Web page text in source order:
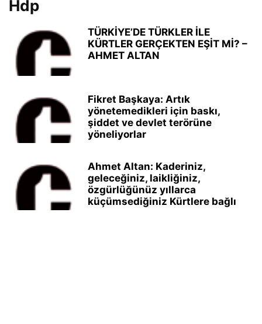
Hdp
TÜRKİYE’DE TÜRKLER İLE
KÜRTLER GERÇEKTEN EŞİT Mİ? –
AHMET ALTAN
Fikret Başkaya: Artık
yönetemedikleri için baskı,
şiddet ve devlet terörüne
yöneliyorlar
Ahmet Altan: Kaderiniz,
geleceğiniz, laikliğiniz,
özgürlüğünüz yıllarca
küçümsediğiniz Kürtlere bağlı